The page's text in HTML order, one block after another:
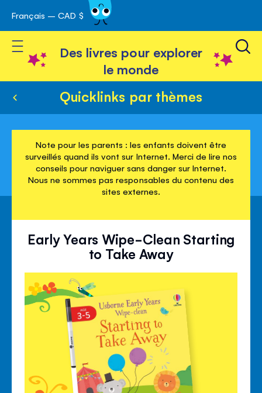
Skip
to
Content
Français – CAD $
Toggle Nav
Des livres pour explorer
le monde
Quicklinks par thèmes
Note pour les parents : les enfants doivent être
surveillés quand ils vont sur Internet. Merci de lire nos
conseils pour naviguer sans danger sur Internet.
Nous ne sommes pas responsables du contenu des
sites externes.
Early Years Wipe-Clean Starting
to Take Away